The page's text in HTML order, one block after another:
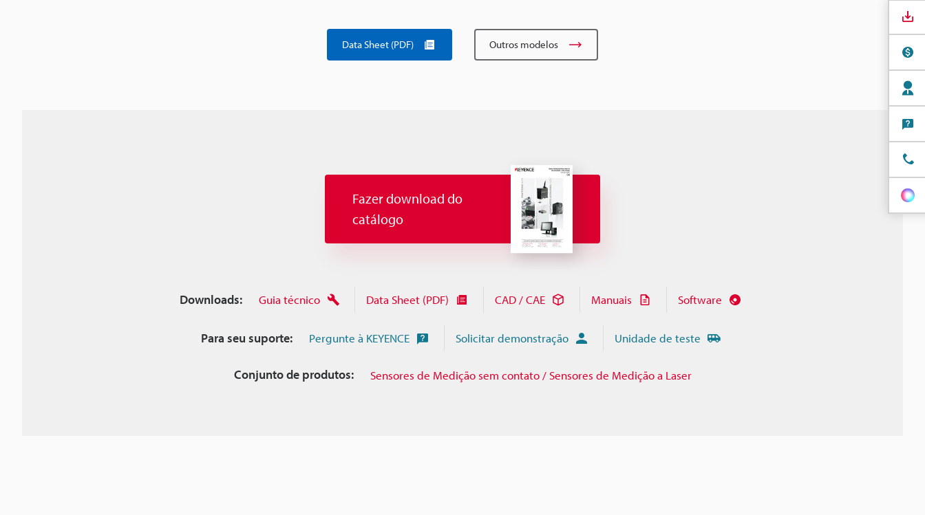
Data Sheet (PDF) Outros modelos
Fazer download do
catálogo
Downloads: Guia técnico Data Sheet (PDF) CAD / CAE Manuais Software
Para seu suporte: Pergunte à KEYENCE Solicitar demonstração Unidade de teste
Conjunto de produtos: Sensores de Medição sem contato / Sensores de Medição a Laser